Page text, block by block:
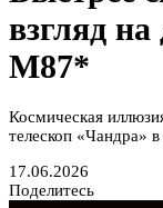
взгляд
M87*
Космическая
телескоп «Чандра» в
17.06.2026
Поделитесь